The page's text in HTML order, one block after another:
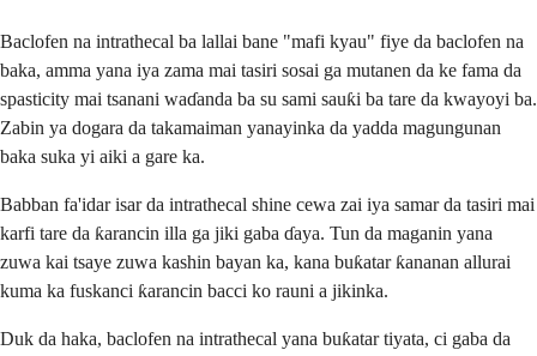
Baclofen na intrathecal ba lallai bane "mafi kyau" fiye da baclofen na
baka, amma yana iya zama mai tasiri sosai ga mutanen da ke fama da
spasticity mai tsanani waɗanda ba su sami sauƙi ba tare da kwayoyi ba.
Zabin ya dogara da takamaiman yanayinka da yadda magungunan
baka suka yi aiki a gare ka.
Babban fa'idar isar da intrathecal shine cewa zai iya samar da tasiri mai
karfi tare da ƙarancin illa ga jiki gaba ɗaya. Tun da maganin yana
zuwa kai tsaye zuwa kashin bayan ka, kana buƙatar ƙananan allurai
kuma ka fuskanci ƙarancin bacci ko rauni a jikinka.
Duk da haka, baclofen na intrathecal yana buƙatar tiyata, ci gaba da